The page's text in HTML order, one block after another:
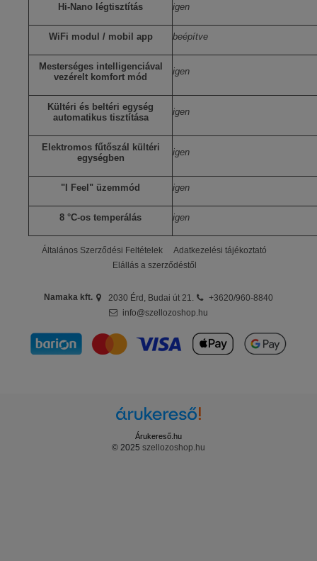
Hi-Nano légtisztítás igen
WiFi modul / mobil app beépítve
Mesterséges intelligenciával
vezérelt komfort mód
igen
Kültéri és beltéri egység
automatikus tisztítása
igen
Elektromos fűtőszál kültéri
egységben
igen
"I Feel" üzemmód igen
8 °C-os temperálás igen
Általános Szerződési Feltételek
Adatkezelési tájékoztató
Elállás a szerződéstől
Namaka kft. 2030 Érd, Budai út 21.
+3620/960-8840
info@szellozoshop.hu
Árukereső.hu
© 2025 szellozoshop.hu